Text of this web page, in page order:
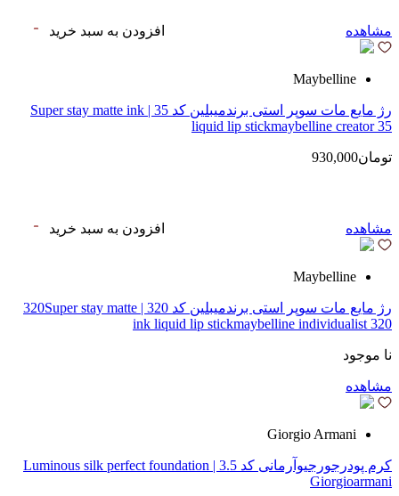
مشاهده افزودن به سبد خرید
Maybelline
رژ مایع مات سوپر استی‌ برندمیبلین کد 35 | Super stay matte ink
liquid lip stickmaybelline creator 35
تومان930,000
مشاهده افزودن به سبد خرید
Maybelline
رژ مایع مات سوپر استی‌ برندمیبلین کد 320 | 320Super stay matte
ink liquid lip stickmaybelline individualist 320
نا موجود
مشاهده
Giorgio Armani
کرم پودرجورجیوآرمانی کد 3.5 | Luminous silk perfect foundation
Giorgioarmani